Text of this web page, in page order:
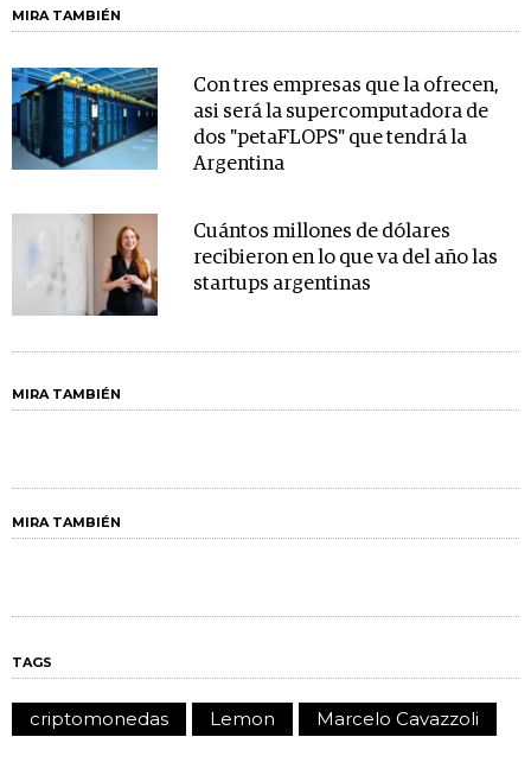
MIRA TAMBIÉN
Con tres empresas que la ofrecen,
asi será la supercomputadora de
dos "petaFLOPS" que tendrá la
Argentina
Cuántos millones de dólares
recibieron en lo que va del año las
startups argentinas
MIRA TAMBIÉN
MIRA TAMBIÉN
TAGS
criptomonedas Lemon Marcelo Cavazzoli